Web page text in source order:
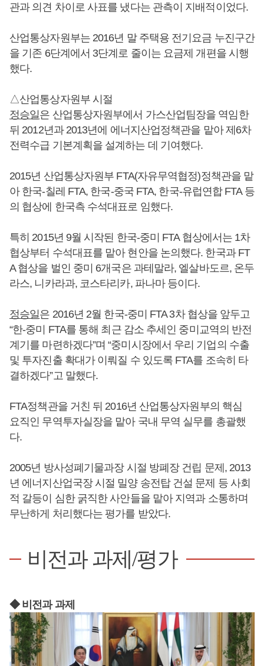
관과 의견 차이로 사표를 냈다는 관측이 지배적이었다.
산업통상자원부는 2016년 말 주택용 전기요금 누진구간
을 기존 6단계에서 3단계로 줄이는 요금제 개편을 시행
했다.
△산업통상자원부 시절
정승일은 산업통상자원부에서 가스산업팀장을 역임한
뒤 2012년과 2013년에 에너지산업정책관을 맡아 제6차
전력수급 기본계획을 설계하는 데 기여했다.
2015년 산업통상자원부 FTA(자유무역협정)정책관을 맡
아 한국-칠레 FTA, 한국-중국 FTA, 한국-유럽연합 FTA 등
의 협상에 한국측 수석대표로 임했다.
특히 2015년 9월 시작된 한국-중미 FTA 협상에서는 1차
협상부터 수석대표를 맡아 현안을 논의했다. 한국과 FT
A 협상을 벌인 중미 6개국은 과테말라, 엘살바도르, 온두
라스, 니카라과, 코스타리카, 파나마 등이다.
정승일은 2016년 2월 한국-중미 FTA 3차 협상을 앞두고
“한-중미 FTA를 통해 최근 감소 추세인 중미교역의 반전
계기를 마련하겠다”며 “중미시장에서 우리 기업의 수출
및 투자진출 확대가 이뤄질 수 있도록 FTA를 조속히 타
결하겠다”고 말했다.
FTA정책관을 거친 뒤 2016년 산업통상자원부의 핵심
요직인 무역투자실장을 맡아 국내 무역 실무를 총괄했
다.
2005년 방사성폐기물과장 시절 방폐장 건립 문제, 2013
년 에너지산업국장 시절 밀양 송전탑 건설 문제 등 사회
적 갈등이 심한 굵직한 사안들을 맡아 지역과 소통하며
무난하게 처리했다는 평가를 받았다.
비전과 과제/평가
◆ 비전과 과제